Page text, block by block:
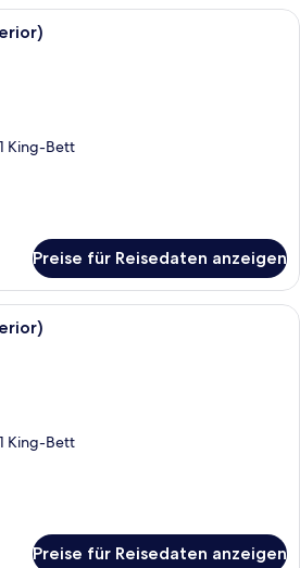
Ein Hotelzimmer mit Sofa, Bett,
King-Bett
Preise für Reisedaten anzeigen
Ein Hotelzimmer mit Sofa, Bett,
King-Bett
Preise für Reisedaten anzeigen